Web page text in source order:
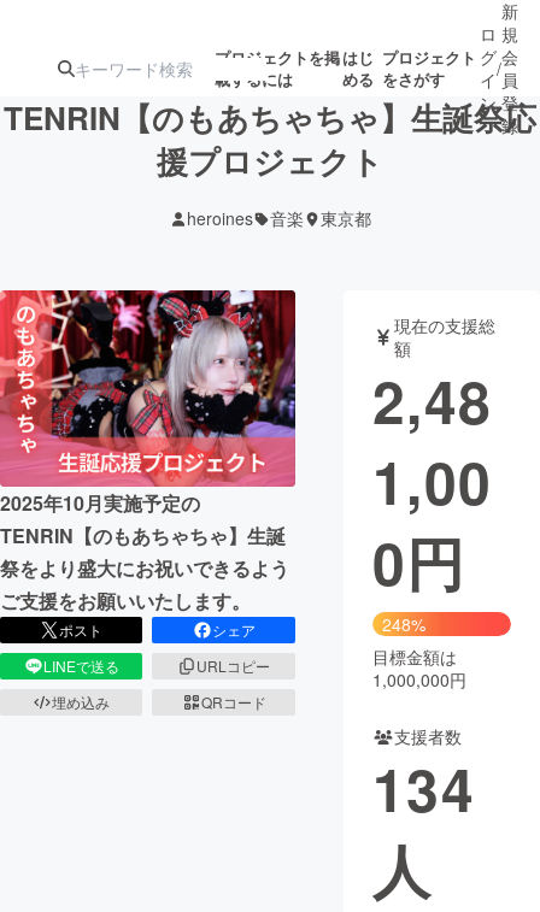
プロジェクトを掲
載するには
はじ
める
プロジェクト
をさがす
注目の新着プロ
ジェクト
募集終了が近いプ
ロジェクト
アート・写真 音楽
テクノロジー・ガジェット ゲーム・サ
映像・映画
ビジネス・起業
まちづくり・地域活性化
CAMPFIRE for Social Good
CAMPFIRE Creation
CAMPFIREふるさと納税
コミュニティ
ロ
グ
イ
ン
/
新
規
会
員
登
録
TENRIN【のもあちゃちゃ】生誕祭応
援プロジェクト
heroines 音楽 東京都
2025年10月実施予定の
TENRIN【のもあちゃちゃ】生誕
祭をより盛大にお祝いできるよう
ご支援をお願いいたします。
ポスト
シェア
LINEで送る
URLコピー
埋め込み
QRコード
現在の支援総
額
2,48
1,00
0円
248%
目標金額は
1,000,000円
支援者数
134
人